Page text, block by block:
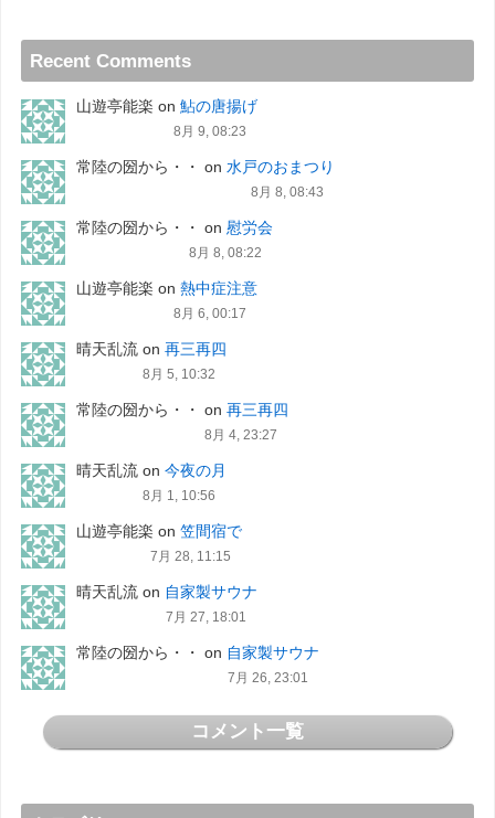
Recent Comments
山遊亭能楽 on 鮎の唐揚げ
8月 9, 08:23
常陸の圀から・・ on 水戸のおまつり
8月 8, 08:43
常陸の圀から・・ on 慰労会
8月 8, 08:22
山遊亭能楽 on 熱中症注意
8月 6, 00:17
晴天乱流on 再三再四
8月 5, 10:32
常陸の圀から・・ on 再三再四
8月 4, 23:27
晴天乱流on 今夜の月
8月 1, 10:56
山遊亭能楽 on 笠間宿で
7月 28, 11:15
晴天乱流on 自家製サウナ
7月 27, 18:01
常陸の圀から・・ on 自家製サウナ
7月 26, 23:01
コメント一覧